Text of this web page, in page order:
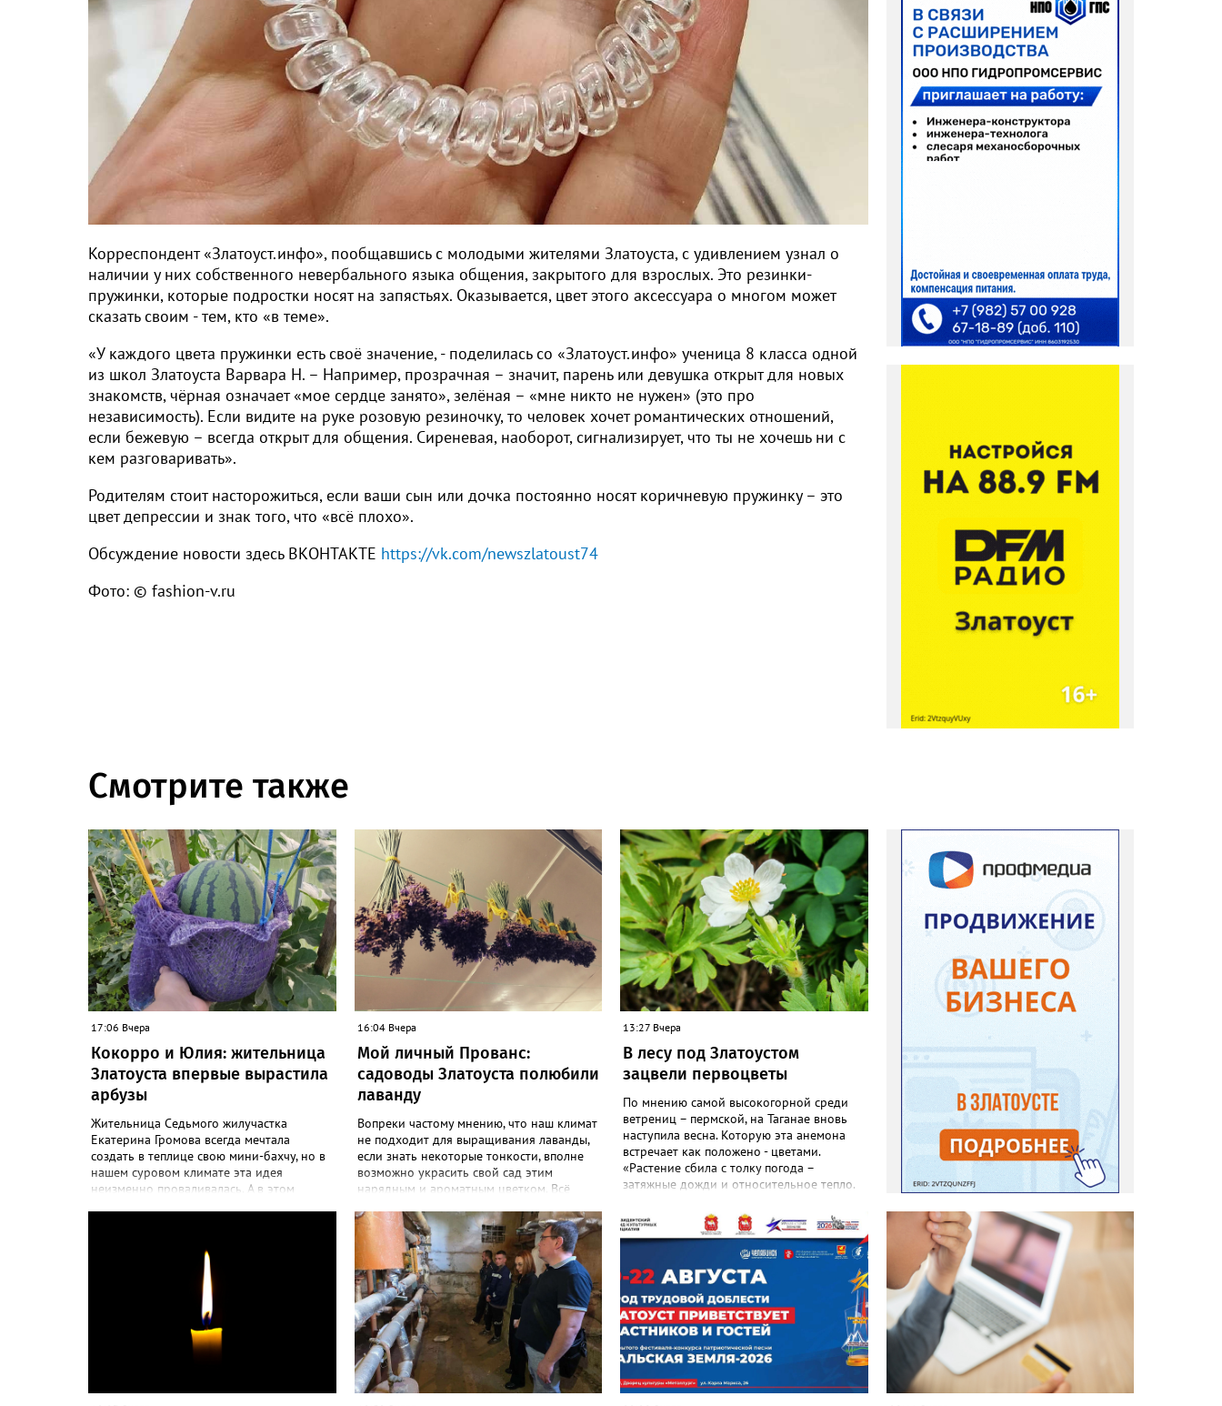
Корреспондент «Златоуст.инфо», пообщавшись с молодыми жителями Златоуста, с удивлением узнал о
наличии у них собственного невербального языка общения, закрытого для взрослых. Это резинки-
пружинки, которые подростки носят на запястьях. Оказывается, цвет этого аксессуара о многом может
сказать своим - тем, кто «в теме».
«У каждого цвета пружинки есть своё значение, - поделилась со «Златоуст.инфо» ученица 8 класса одной
из школ Златоуста Варвара Н. – Например, прозрачная – значит, парень или девушка открыт для новых
знакомств, чёрная означает «мое сердце занято», зелёная – «мне никто не нужен» (это про
независимость). Если видите на руке розовую резиночку, то человек хочет романтических отношений,
если бежевую – всегда открыт для общения. Сиреневая, наоборот, сигнализирует, что ты не хочешь ни с
кем разговаривать».
Родителям стоит насторожиться, если ваши сын или дочка постоянно носят коричневую пружинку – это
цвет депрессии и знак того, что «всё плохо».
Обсуждение новости здесь ВКОНТАКТЕ https://vk.com/newszlatoust74
Фото: © fashion-v.ru
Смотрите также
17:06 Вчера
Кокорро и Юлия: жительница
Златоуста впервые вырастила
арбузы
Жительница Седьмого жилучастка
Екатерина Громова всегда мечтала
создать в теплице свою мини-бахчу, но в
нашем суровом климате эта идея
неизменно проваливалась. А в этом
полакомиться пусть маленьким, но своим
арбузиком, всё мимо: вырастали до
размера бобов и отваливались, -
поделилась со «Златоуст.инфо» садовод.
– В этом году посадила сорт так
называемых северных арбузов – «Юлия»,
а также «Коккоро» (он жёлтый и, говорят,
16:04 Вчера
Мой личный Прованс:
садоводы Златоуста полюбили
лаванду
Вопреки частому мнению, что наш климат
не подходит для выращивания лаванды,
если знать некоторые тонкости, вполне
возможно украсить свой сад этим
нарядным и ароматным цветком. Всё
разводить лаванду за её особую эстетику
и дивный запах. «Златоуст.инфо» узнал
об успешном опыте местных дачниц. «Я
вырастила лаванду нежно-сиреневого
красивого цвета из семян (на фото), -
отметила «Златоуст.инфо» хозяйка
частного дома Екатерина Бойко. –
Посадила вдоль забора, потому что
низины этот цветок не любит. Вот уже
второй год растет и радует меня. Соседи
просят саженцы: аромат и до них
13:27 Вчера
В лесу под Златоустом
зацвели первоцветы
По мнению самой высокогорной среди
ветрениц – пермской, на Таганае вновь
наступила весна. Которую эта анемона
встречает как положено - цветами.
«Растение сбила с толку погода –
затяжные дожди и относительное тепло.
на этот стресс», - объяснили в
национальном парке. Там также
добавили: хотя нежные белые цветы и
украшают по-летнему зелёный лес, самой
ветренице такой «рецидив» пользы не
приносит, а наоборот, забирает силы
перед долгой зимовкой.